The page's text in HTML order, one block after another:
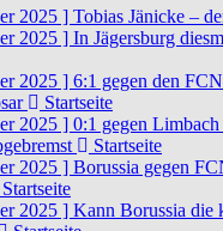
2025 ] Tobias Jänicke –
2025 ] In Jägersburg
2025 ] 6:1 gegen den
Startseite
2025 ] 0:1 gegen
Startseite
2025 ] Borussia gegen
Startseite
2025 ] Kann Borussia die